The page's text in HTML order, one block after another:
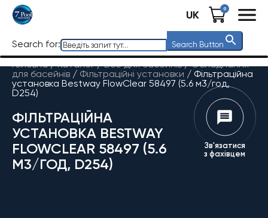
UK 0
Search for: Search Button
Головна / Каталог/Все для басейнів/Обладнання
для басейнів / Фільтраційні установки / Фільтраційна
установка Bestway FlowClear 58497 (5.6 м3/год,
D254)
ФІЛЬТРАЦІЙНА
УСТАНОВКА BESTWAY
FLOWCLEAR 58497 (5.6
М3/ГОД, D254)
Зв'язатися
з фахівцем